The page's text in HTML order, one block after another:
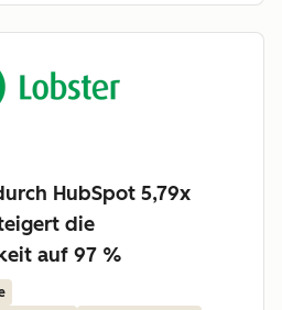
HubSpot 5,79x
die
auf 97 %